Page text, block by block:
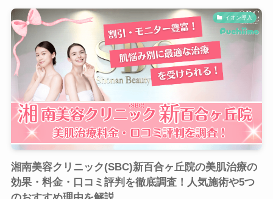
イオン導入
湘南美容クリニック(SBC)新百合ヶ丘院の美肌治療の
効果・料金・口コミ評判を徹底調査！人気施術や5つ